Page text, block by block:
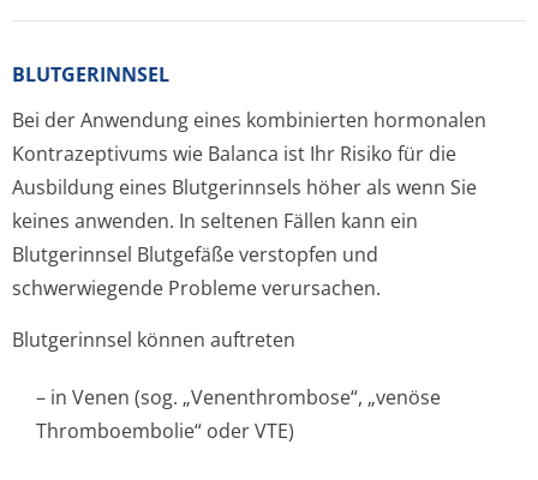
BLUTGERINNSEL
Bei der Anwendung eines kombinierten hormonalen
Kontrazeptivums wie Balanca ist Ihr Risiko für die
Ausbildung eines Blutgerinnsels höher als wenn Sie
keines anwenden. In seltenen Fällen kann ein
Blutgerinnsel Blutgefäße verstopfen und
schwerwiegende Probleme verursachen.
Blutgerinnsel können auftreten
– in Venen (sog. „Venenthrombose“, „venöse
Thromboembolie“ oder VTE)